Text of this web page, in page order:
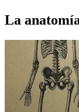
La